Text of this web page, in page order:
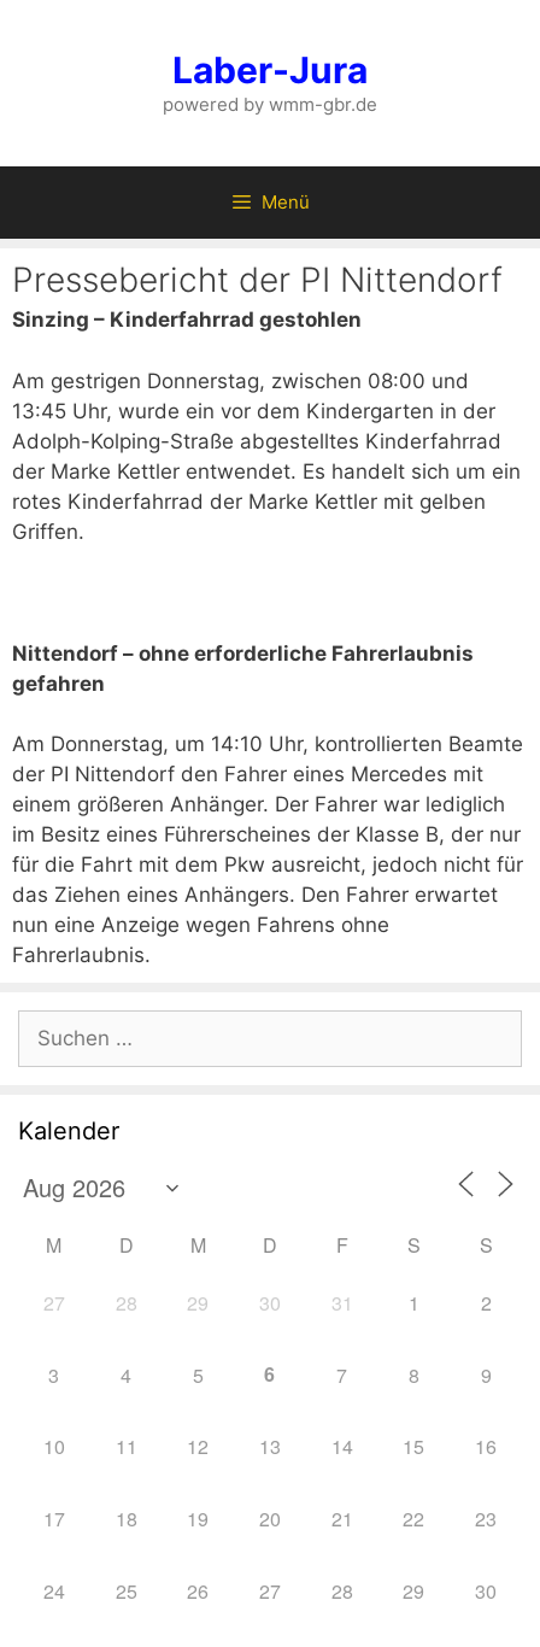
Laber-Jura
powered by wmm-gbr.de
Menü
Pressebericht der PI Nittendorf
Sinzing – Kinderfahrrad gestohlen
Am gestrigen Donnerstag, zwischen 08:00 und
13:45 Uhr, wurde ein vor dem Kindergarten in der
Adolph-Kolping-Straße abgestelltes Kinderfahrrad
der Marke Kettler entwendet. Es handelt sich um ein
rotes Kinderfahrrad der Marke Kettler mit gelben
Griffen.
Nittendorf – ohne erforderliche Fahrerlaubnis
gefahren
Am Donnerstag, um 14:10 Uhr, kontrollierten Beamte
der PI Nittendorf den Fahrer eines Mercedes mit
einem größeren Anhänger. Der Fahrer war lediglich
im Besitz eines Führerscheines der Klasse B, der nur
für die Fahrt mit dem Pkw ausreicht, jedoch nicht für
das Ziehen eines Anhängers. Den Fahrer erwartet
nun eine Anzeige wegen Fahrens ohne
Fahrerlaubnis.
Suchen
nach:
Kalender
M D M D F S S
27 28 29 30 31 1 2
3 4 5 6 7 8 9
10 11 12 13 14 15 16
17 18 19 20 21 22 23
24 25 26 27 28 29 30